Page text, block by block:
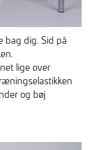
bag dig. Sid på
lige over
og bøj